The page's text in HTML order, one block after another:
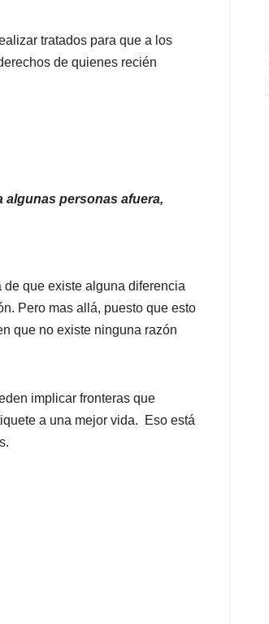
tratados para que a los
de quienes recién
personas afuera,
que existe alguna diferencia
Pero mas allá, puesto que esto
que no existe ninguna razón
implicar fronteras que
a una mejor vida. Eso está